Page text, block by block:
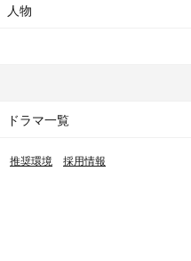
人物
ドラマ一覧
推奨環境 採用情報